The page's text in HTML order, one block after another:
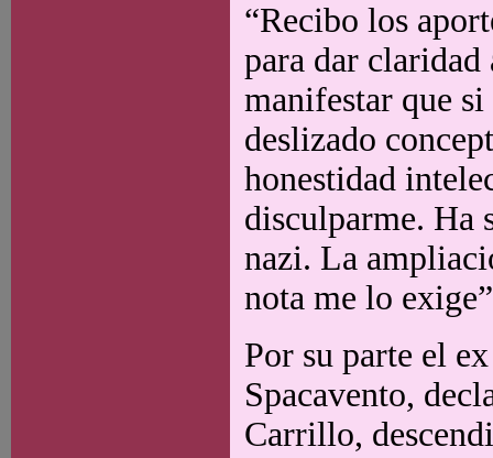
“Recibo los
para dar claridad
manifestar que si
deslizado
honestidad
disculparme. Ha
nazi. La
nota me lo
Por su parte el
Spacavento,
Carrillo,